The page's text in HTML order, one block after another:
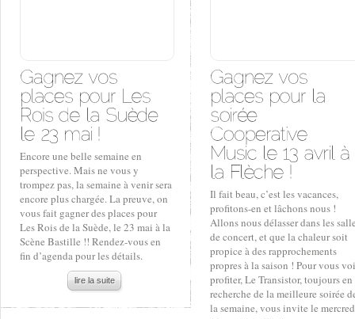
Encore une belle semaine en
perspective. Mais ne vous y
trompez pas, la semaine à venir sera
encore plus chargée. La preuve, on
vous fait gagner des places pour
Les Rois de la Suède, le 23 mai à la
Scène Bastille !! Rendez-vous en
fin d’agenda pour les détails.
lire la suite
Il fait beau, c’est les vacances,
profitons-en et lâchons nous !
Allons nous délasser dans les
de concert, et que la chaleur soit
propice à des rapprochements
propres à la saison ! Pour vous
profiter, Le Transistor, toujours en
recherche de la meilleure soirée
la semaine, vous invite le